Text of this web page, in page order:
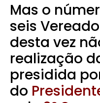
Mas o
seis
desta vez
realização
presidida
do